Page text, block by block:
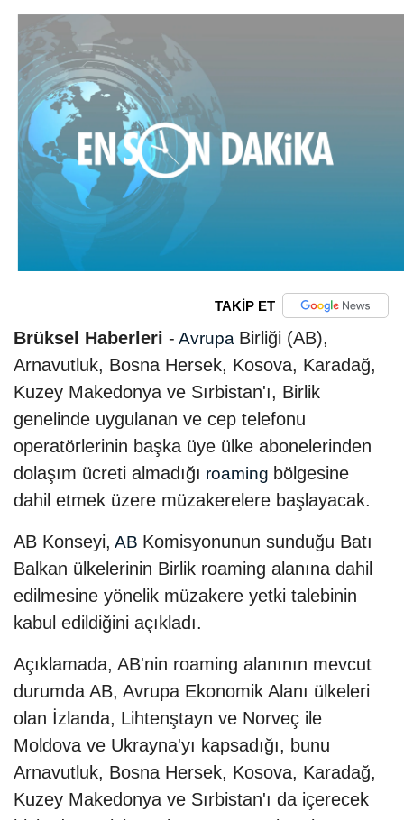
TAKİP ET
Brüksel Haberleri - Avrupa Birliği (AB),
Arnavutluk, Bosna Hersek, Kosova, Karadağ,
Kuzey Makedonya ve Sırbistan'ı, Birlik
genelinde uygulanan ve cep telefonu
operatörlerinin başka üye ülke abonelerinden
dolaşım ücreti almadığı roaming bölgesine
dahil etmek üzere müzakerelere başlayacak.
AB Konseyi, AB Komisyonunun sunduğu Batı
Balkan ülkelerinin Birlik roaming alanına dahil
edilmesine yönelik müzakere yetki talebinin
kabul edildiğini açıkladı.
Açıklamada, AB'nin roaming alanının mevcut
durumda AB, Avrupa Ekonomik Alanı ülkeleri
olan İzlanda, Lihtenştayn ve Norveç ile
Moldova ve Ukrayna'yı kapsadığı, bunu
Arnavutluk, Bosna Hersek, Kosova, Karadağ,
Kuzey Makedonya ve Sırbistan'ı da içerecek